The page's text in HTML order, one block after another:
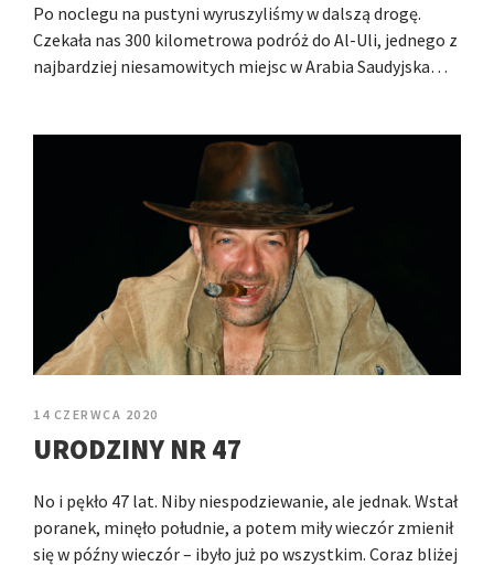
Po noclegu na pustyni wyruszyliśmy w dalszą drogę.
Czekała nas 300 kilometrowa podróż do Al-Uli, jednego z
najbardziej niesamowitych miejsc w Arabia Saudyjska…
14 CZERWCA 2020
URODZINY NR 47
No i pękło 47 lat. Niby niespodziewanie, ale jednak. Wstał
poranek, minęło południe, a potem miły wieczór zmienił
się w późny wieczór – ibyło już po wszystkim. Coraz bliżej